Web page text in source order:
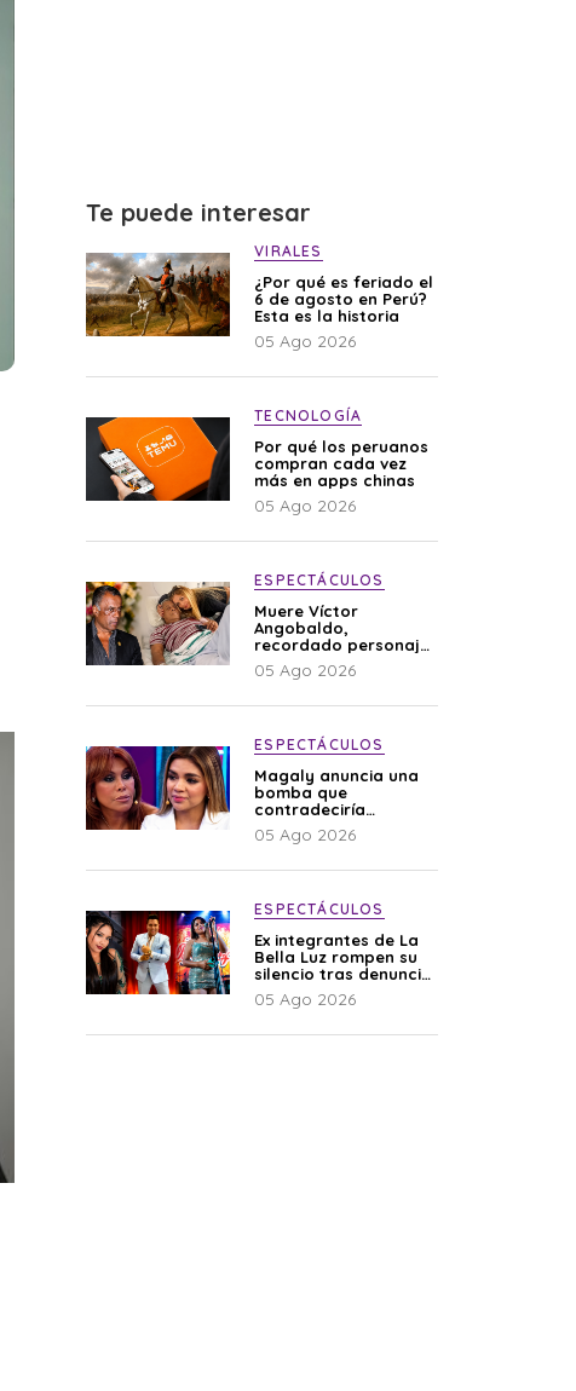
Te puede interesar
VIRALES
¿Por qué es feriado el
6 de agosto en Perú?
Esta es la historia
05 Ago 2026
TECNOLOGÍA
Por qué los peruanos
compran cada vez
más en apps chinas
05 Ago 2026
ESPECTÁCULOS
Muere Víctor
Angobaldo,
recordado personaje
de la farándula y
expareja de Shirley
05 Ago 2026
ESPECTÁCULOS
Magaly anuncia una
bomba que
contradeciría
comunicado de La
Bella Luz: “Hay un
05 Ago 2026
ESPECTÁCULOS
Ex integrantes de La
Bella Luz rompen su
silencio tras denuncia
de Naldy: “Todo el
mundo lo sabía”
05 Ago 2026